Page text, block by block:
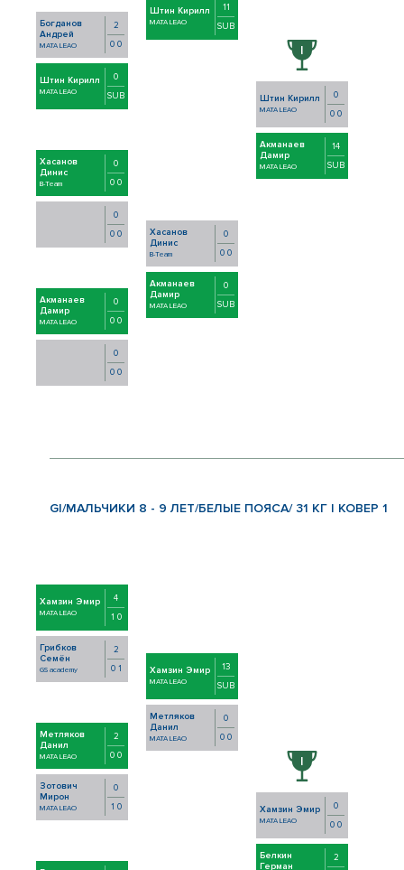
Богданов
Андрей
MATA LEAO
2
0 0
Штин Кирилл
MATA LEAO
0
SUB
Хасанов
Динис
B-Team
0
0 0
0
0 0
Акманаев
Дамир
MATA LEAO
0
0 0
0
0 0
Штин Кирилл
MATA LEAO
11
SUB
Хасанов
Динис
B-Team
0
0 0
Акманаев
Дамир
MATA LEAO
0
SUB
Штин Кирилл
MATA LEAO
0
0 0
Акманаев
Дамир
MATA LEAO
14
SUB
GI/МАЛЬЧИКИ 8 - 9 ЛЕТ/БЕЛЫЕ ПОЯСА/ 31 КГ | КОВЕР 1
Хамзин Эмир
MATA LEAO
4
1 0
Грибков
Семён
GS academy
2
0 1
Метляков
Данил
MATA LEAO
2
0 0
Зотович
Мирон
MATA LEAO
0
1 0
Хамзин Эмир
MATA LEAO
13
SUB
Метляков
Данил
MATA LEAO
0
0 0
Хамзин Эмир
MATA LEAO
0
0 0
Белкин
Герман
2